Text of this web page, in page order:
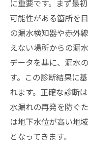
に重要です。まず最
可能性がある箇所を
の漏水検知器や赤外
えない場所からの漏
データを基に、漏水
す。この診断結果に
れます。正確な診断
水漏れの再発を防ぐ
は地下水位が高い地
となってきます。